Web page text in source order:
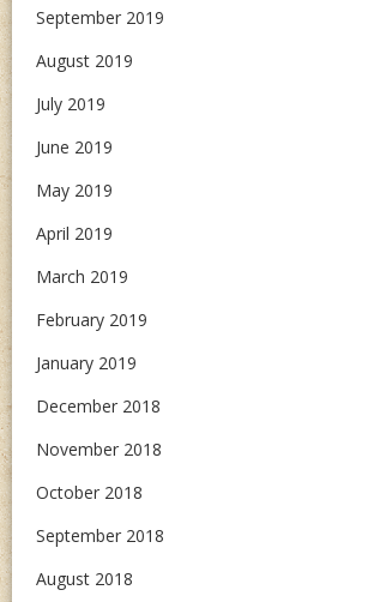
September 2019
August 2019
July 2019
June 2019
May 2019
April 2019
March 2019
February 2019
January 2019
December 2018
November 2018
October 2018
September 2018
August 2018